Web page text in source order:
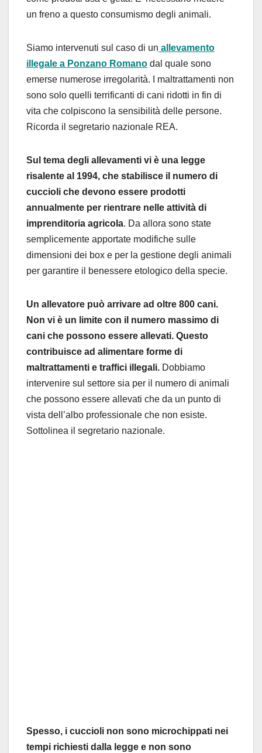
un freno a questo consumismo degli animali.
Siamo intervenuti sul caso di un allevamento
illegale a Ponzano Romano dal quale sono
emerse numerose irregolarità. I maltrattamenti non
sono solo quelli terrificanti di cani ridotti in fin di
vita che colpiscono la sensibilità delle persone.
Ricorda il segretario nazionale REA.
Sul tema degli allevamenti vi è una legge
risalente al 1994, che stabilisce il numero di
cuccioli che devono essere prodotti
annualmente per rientrare nelle attività di
imprenditoria agricola. Da allora sono state
semplicemente apportate modifiche sulle
dimensioni dei box e per la gestione degli animali
per garantire il benessere etologico della specie.
Un allevatore può arrivare ad oltre 800 cani.
Non vi è un limite con il numero massimo di
cani che possono essere allevati. Questo
contribuisce ad alimentare forme di
maltrattamenti e traffici illegali. Dobbiamo
intervenire sul settore sia per il numero di animali
che possono essere allevati che da un punto di
vista dell’albo professionale che non esiste.
Sottolinea il segretario nazionale.
Spesso, i cuccioli non sono microchippati nei
tempi richiesti dalla legge e non sono